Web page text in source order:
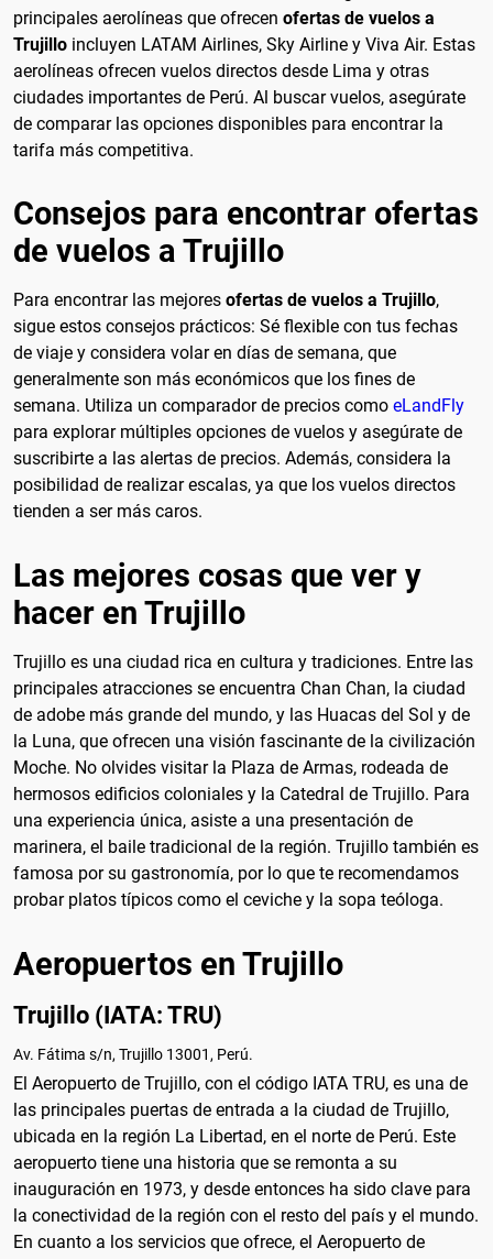
principales aerolíneas que ofrecen ofertas de vuelos a
Trujillo incluyen LATAM Airlines, Sky Airline y Viva Air. Estas
aerolíneas ofrecen vuelos directos desde Lima y otras
ciudades importantes de Perú. Al buscar vuelos, asegúrate
de comparar las opciones disponibles para encontrar la
tarifa más competitiva.
Consejos para encontrar ofertas
de vuelos a Trujillo
Para encontrar las mejores ofertas de vuelos a Trujillo,
sigue estos consejos prácticos: Sé flexible con tus fechas
de viaje y considera volar en días de semana, que
generalmente son más económicos que los fines de
semana. Utiliza un comparador de precios como eLandFly
para explorar múltiples opciones de vuelos y asegúrate de
suscribirte a las alertas de precios. Además, considera la
posibilidad de realizar escalas, ya que los vuelos directos
tienden a ser más caros.
Las mejores cosas que ver y
hacer en Trujillo
Trujillo es una ciudad rica en cultura y tradiciones. Entre las
principales atracciones se encuentra Chan Chan, la ciudad
de adobe más grande del mundo, y las Huacas del Sol y de
la Luna, que ofrecen una visión fascinante de la civilización
Moche. No olvides visitar la Plaza de Armas, rodeada de
hermosos edificios coloniales y la Catedral de Trujillo. Para
una experiencia única, asiste a una presentación de
marinera, el baile tradicional de la región. Trujillo también es
famosa por su gastronomía, por lo que te recomendamos
probar platos típicos como el ceviche y la sopa teóloga.
Aeropuertos en Trujillo
Trujillo (IATA: TRU)
Av. Fátima s/n, Trujillo 13001, Perú.
El Aeropuerto de Trujillo, con el código IATA TRU, es una de
las principales puertas de entrada a la ciudad de Trujillo,
ubicada en la región La Libertad, en el norte de Perú. Este
aeropuerto tiene una historia que se remonta a su
inauguración en 1973, y desde entonces ha sido clave para
la conectividad de la región con el resto del país y el mundo.
En cuanto a los servicios que ofrece, el Aeropuerto de